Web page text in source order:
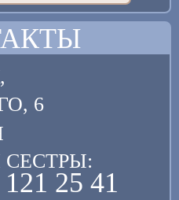
6
25 41